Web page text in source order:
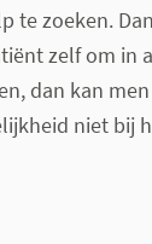
te zoeken.
zelf om in
dan kan
niet bij